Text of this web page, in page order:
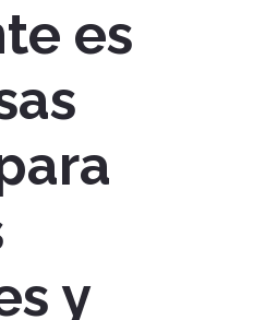
es
y